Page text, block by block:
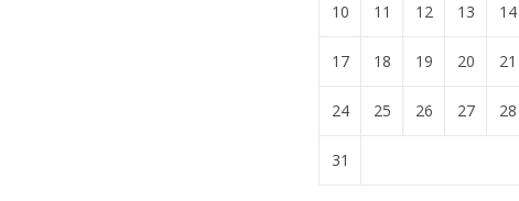
10 11 12 13 14
17 18 19 20 21
24 25 26 27 28
31